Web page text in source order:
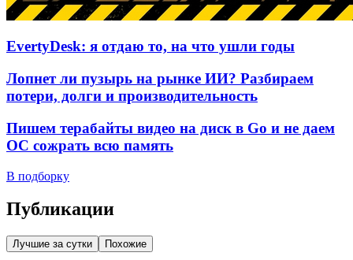
EvertyDesk: я отдаю то, на что ушли годы
Лопнет ли пузырь на рынке ИИ? Разбираем
потери, долги и производительность
Пишем терабайты видео на диск в Go и не даем
ОС сожрать всю память
В подборку
Публикации
Лучшие за сутки Похожие